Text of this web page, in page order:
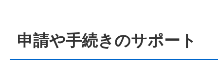
申請や手続きのサポート